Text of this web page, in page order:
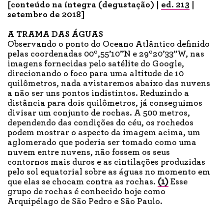
[conteúdo na íntegra (degustação) | ed. 213
setembro de 2018]
A TRAMA DAS ÁGUAS
Observando o ponto do Oceano Atlântico definido
pelas coordenadas 00o,55’10’’N e 29o20’33’’W, nas
imagens fornecidas pelo satélite do Google,
direcionando o foco para uma altitude de 10
quilômetros, nada avistaremos abaixo das nuvens
a não ser uns pontos indistintos. Reduzindo a
distância para dois quilômetros, já conseguimos
divisar um conjunto de rochas. A 500 metros,
dependendo das condições do céu, os rochedos
podem mostrar o aspecto da imagem acima, um
aglomerado que poderia ser tomado como uma
nuvem entre nuvens, não fossem os seus
contornos mais duros e as cintilações produzidas
pelo sol equatorial sobre as águas no momento em
que elas se chocam contra as rochas. (1) Esse
grupo de rochas é conhecido hoje como
Arquipélago de São Pedro e São Paulo.